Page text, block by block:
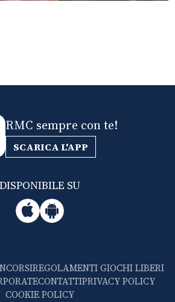
RMC sempre con te!
SCARICA L'APP
DISPONIBILE SU
REGOLAMENTI GIOCHI LIBERI
CONTATTIPRIVACY POLICY
COOKIE POLICY